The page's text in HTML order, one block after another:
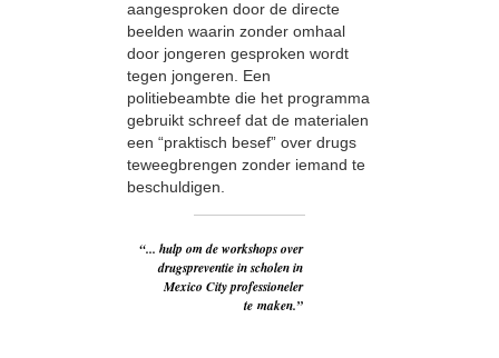
aangesproken door de directe
beelden waarin zonder omhaal
door jongeren gesproken wordt
tegen jongeren. Een
politiebeambte die het programma
gebruikt schreef dat de materialen
een “praktisch besef” over drugs
teweegbrengen zonder iemand te
beschuldigen.
“... hulp om de workshops over
drugspreventie in scholen in
Mexico City professioneler
te maken.”